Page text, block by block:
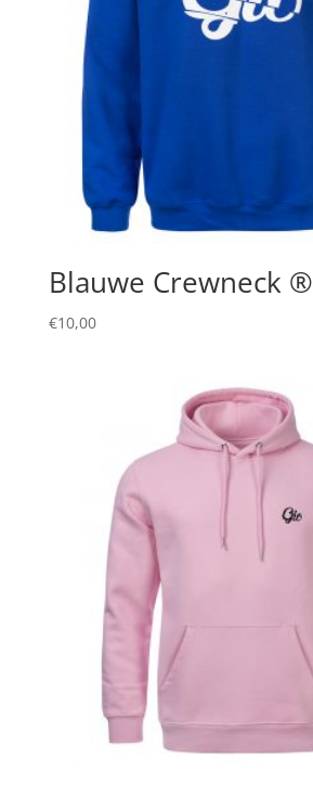
Blauwe Crewneck ®
€10,00